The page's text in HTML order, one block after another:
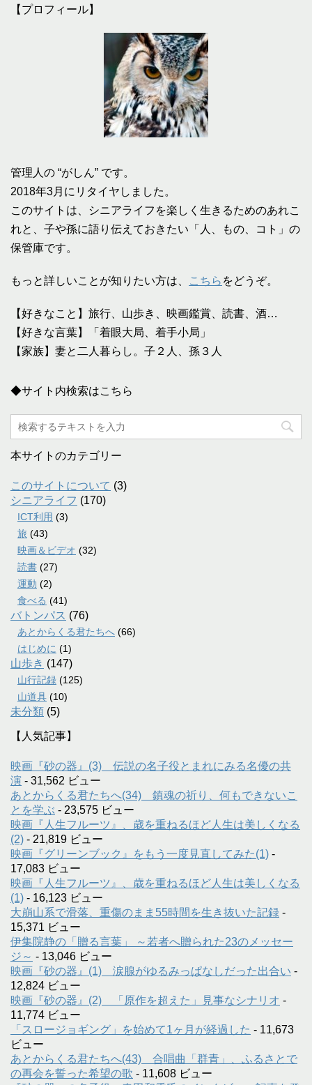
【プロフィール】
管理人の “がしん” です。
2018年3月にリタイヤしました。
このサイトは、シニアライフを楽しく生きるためのあれこ
れと、子や孫に語り伝えておきたい「人、もの、コト」の
保管庫です。
もっと詳しいことが知りたい方は、 こちら をどうぞ。
【好きなこと】旅行、山歩き、映画鑑賞、読書、酒…
【好きな言葉】「着眼大局、着手小局」
【家族】妻と二人暮らし。子２人、孫３人
◆サイト内検索はこちら
本サイトのカテゴリー
このサイトについて (3)
シニアライフ (170)
ICT利用 (3)
旅 (43)
映画＆ビデオ (32)
読書 (27)
運動 (2)
食べる (41)
バトンパス (76)
あとからくる君たちへ (66)
はじめに (1)
山歩き (147)
山行記録 (125)
山道具 (10)
未分類 (5)
【人気記事】
映画『砂の器』(3) 伝説の名子役とまれにみる名優の共
演 - 31,562 ビュー
あとからくる君たちへ(34) 鎮魂の祈り、何もできないこ
とを学ぶ - 23,575 ビュー
映画『人生フルーツ』、歳を重ねるほど人生は美しくなる
(2) - 21,819 ビュー
映画『グリーンブック』をもう一度見直してみた(1) -
17,083 ビュー
映画『人生フルーツ』、歳を重ねるほど人生は美しくなる
(1) - 16,123 ビュー
大崩山系で滑落、重傷のまま55時間を生き抜いた記録 -
15,371 ビュー
伊集院静の「贈る言葉」 ～若者へ贈られた23のメッセー
ジ～ - 13,046 ビュー
映画『砂の器』(1) 涙腺がゆるみっぱなしだった出合い -
12,824 ビュー
映画『砂の器』(2) 「原作を超えた」見事なシナリオ -
11,774 ビュー
「スロージョギング」を始めて1ヶ月が経過した - 11,673
ビュー
あとからくる君たちへ(43) 合唱曲「群青」、ふるさとで
の再会を誓った希望の歌 - 11,608 ビュー